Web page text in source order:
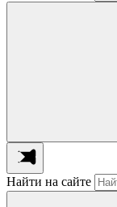
Найти на сайте